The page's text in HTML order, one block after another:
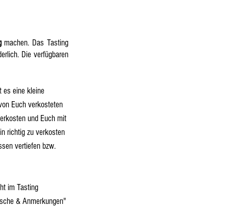
machen. Das Tasting
Die verfügbaren
es eine kleine
Euch verkosteten
und Euch mit
richtig zu verkosten
vertiefen bzw.
im Tasting
& Anmerkungen"